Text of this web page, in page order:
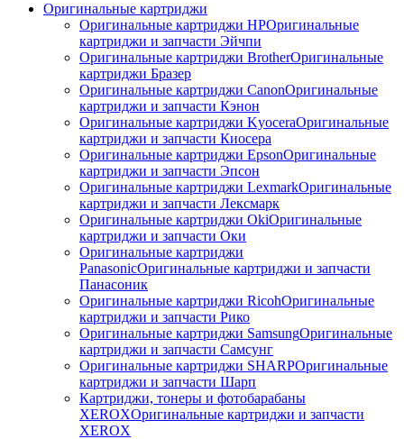
Оригинальные картриджи
Оригинальные картриджи HPОригинальные
картриджи и запчасти Эйчпи
Оригинальные картриджи BrotherОригинальные
картриджи Бразер
Оригинальные картриджи CanonОригинальные
картриджи и запчасти Кэнон
Оригинальные картриджи KyoceraОригинальные
картриджи и запчасти Киосера
Оригинальные картриджи EpsonОригинальные
картриджи и запчасти Эпсон
Оригинальные картриджи LexmarkОригинальные
картриджи и запчасти Лексмарк
Оригинальные картриджи ОkiОригинальные
картриджи и запчасти Оки
Оригинальные картриджи
PanasonicОригинальные картриджи и запчасти
Панасоник
Оригинальные картриджи RicohОригинальные
картриджи и запчасти Рико
Оригинальные картриджи SamsungОригинальные
картриджи и запчасти Самсунг
Оригинальные картриджи SHARPОригинальные
картриджи и запчасти Шарп
Картриджи, тонеры и фотобарабаны
XEROXОригинальные картриджи и запчасти
XEROX